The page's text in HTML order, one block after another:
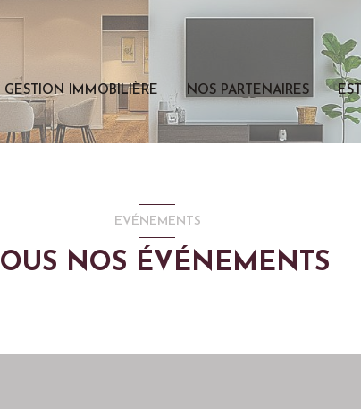
GESTION IMMOBILIÈRE NOS PARTENAIRES
EVÉNEMENTS
NOS ÉVÉNEMENTS